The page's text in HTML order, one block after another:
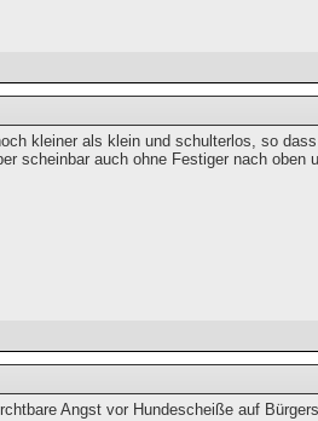
kleiner als klein und schulterlos, so
scheinbar auch ohne Festiger nach
Angst vor Hundescheiße auf